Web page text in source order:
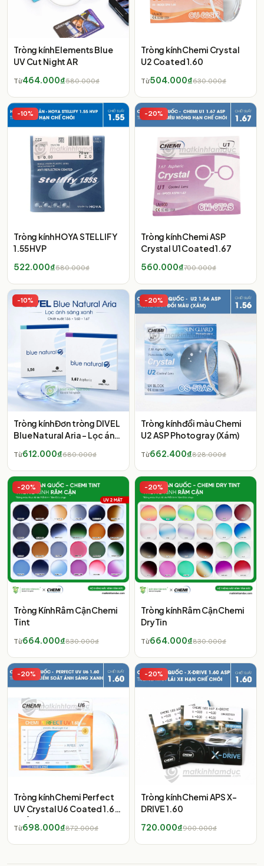
Tròng kính Elements Blue
UV Cut Night AR
Từ464.000₫580.000₫
Tròng kính Chemi Crystal
U2 Coated 1.60
Từ504.000₫630.000₫
-10%
Tròng kính HOYA STELLIFY
1.55 HVP
522.000₫580.000₫
-20%
Tròng kính Chemi ASP
Crystal U1 Coated 1.67
560.000₫700.000₫
-10%
Tròng kính Đơn tròng DIVEL
Blue Natural Aria - Lọc ánh
Từ612.000₫680.000₫
-20%
Tròng kính đổi màu Chemi
U2 ASP Photogray (Xám)
Từ662.400₫828.000₫
-20%
Tròng Kính Râm Cận Chemi
Tint
Từ664.000₫830.000₫
-20%
Tròng kính Râm Cận Chemi
DryTin
Từ664.000₫830.000₫
-20%
Tròng kính Chemi Perfect
UV Crystal U6 Coated 1.60
(Kiểm soát ánh sáng xanh)
Từ698.000₫872.000₫
-20%
Tròng kính Chemi APS X-
DRIVE 1.60
720.000₫900.000₫